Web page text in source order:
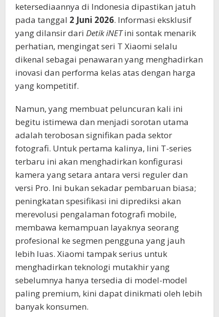
ketersediaannya di Indonesia dipastikan jatuh
pada tanggal 2 Juni 2026. Informasi eksklusif
yang dilansir dari Detik iNETini sontak menarik
perhatian, mengingat seri T Xiaomi selalu
dikenal sebagai penawaran yang menghadirkan
inovasi dan performa kelas atas dengan harga
yang kompetitif.
Namun, yang membuat peluncuran kali ini
begitu istimewa dan menjadi sorotan utama
adalah terobosan signifikan pada sektor
fotografi. Untuk pertama kalinya, lini T-series
terbaru ini akan menghadirkan konfigurasi
kamera yang setara antara versi reguler dan
versi Pro. Ini bukan sekadar pembaruan biasa;
peningkatan spesifikasi ini diprediksi akan
merevolusi pengalaman fotografi mobile,
membawa kemampuan layaknya seorang
profesional ke segmen pengguna yang jauh
lebih luas. Xiaomi tampak serius untuk
menghadirkan teknologi mutakhir yang
sebelumnya hanya tersedia di model-model
paling premium, kini dapat dinikmati oleh lebih
banyak konsumen.